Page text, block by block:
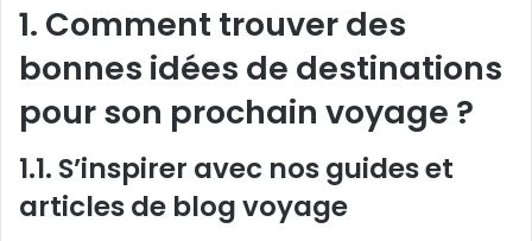
1. Comment trouver des
bonnes idées de destinations
pour son prochain voyage ?
1.1. S’inspirer avec nos guides et
articles de blog voyage